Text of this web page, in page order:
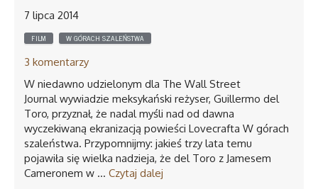
DLA CZYTELNIKA
OD CZEGO ZACZĄĆ CZYTANIE LOVECRAFTA
PUBLIKACJE LOVECRAFTA
PUBLIKACJE O LOVECRAFCIE
JAK ZEBRAĆ WSZYSTKO PO POLSKU
ARTYKUŁY I WYWIADY
7 lipca 2014
FILM W GÓRACH SZALEŃSTWA
3 komentarzy
W niedawno udzielonym dla The Wall Street
Journal wywiadzie meksykański reżyser, Guillermo del
Toro, przyznał, że nadal myśli nad od dawna
wyczekiwaną ekranizacją powieści Lovecrafta W górach
szaleństwa. Przypomnijmy: jakieś trzy lata temu
pojawiła się wielka nadzieja, że del Toro z Jamesem
Cameronem w … Czytaj dalej